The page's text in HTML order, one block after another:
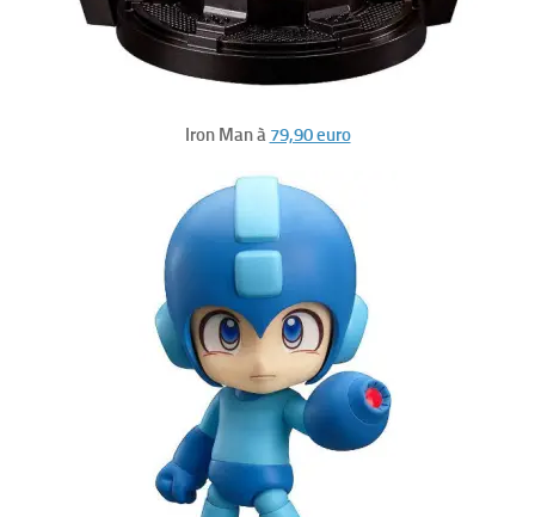
Iron Man à 79,90 euro